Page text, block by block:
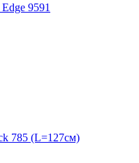
9591
785 (L=127см)